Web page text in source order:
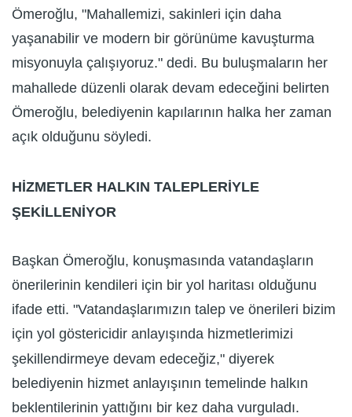
Ömeroğlu, "Mahallemizi, sakinleri için daha
yaşanabilir ve modern bir görünüme kavuşturma
misyonuyla çalışıyoruz." dedi. Bu buluşmaların her
mahallede düzenli olarak devam edeceğini belirten
Ömeroğlu, belediyenin kapılarının halka her zaman
açık olduğunu söyledi.
HİZMETLER HALKIN TALEPLERİYLE
ŞEKİLLENİYOR
Başkan Ömeroğlu, konuşmasında vatandaşların
önerilerinin kendileri için bir yol haritası olduğunu
ifade etti. "Vatandaşlarımızın talep ve önerileri bizim
için yol göstericidir anlayışında hizmetlerimizi
şekillendirmeye devam edeceğiz," diyerek
belediyenin hizmet anlayışının temelinde halkın
beklentilerinin yattığını bir kez daha vurguladı.